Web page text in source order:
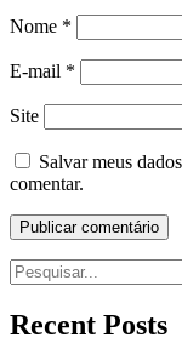
Nome *
E-mail *
Site
Salvar meus
comentar.
Pesquisar
Recent Posts